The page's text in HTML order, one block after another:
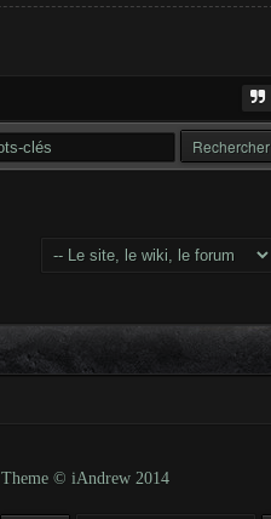
Theme © iAndrew 2014